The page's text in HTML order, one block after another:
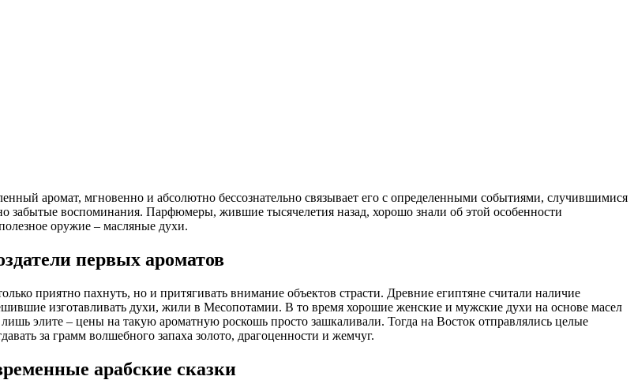
аромат, мгновенно и абсолютно бессознательно связывает его с определенными событиями, случившимися
забытые воспоминания. Парфюмеры, жившие тысячелетия назад, хорошо знали об этой особенности
оружие – масляные духи.
первых ароматов
приятно пахнуть, но и притягивать внимание объектов страсти. Древние египтяне считали наличие
изготавливать духи, жили в Месопотамии. В то время хорошие женские и мужские духи на основе масел
элите – цены на такую ароматную роскошь просто зашкаливали. Тогда на Восток отправлялись целые
за грамм волшебного запаха золото, драгоценности и жемчуг.
арабские сказки